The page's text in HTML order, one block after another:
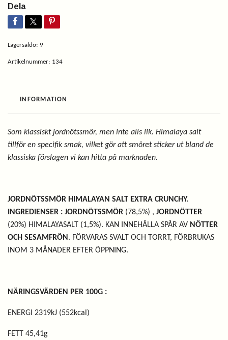
Dela
Lagersaldo: 9
Artikelnummer: 134
INFORMATION
Som klassiskt jordnötssmör, men inte alls lik. Himalaya salt
tillför en specifik smak, vilket gör att smöret sticker ut bland de
klassiska förslagen vi kan hitta på marknaden.
JORDNÖTSSMÖR HIMALAYAN SALT EXTRA CRUNCHY.
INGREDIENSER : JORDNÖTSSMÖR (78,5%) , JORDNÖTTER
(20%) HIMALAYASALT (1,5%). KAN INNEHÅLLA SPÅR AV NÖTTER
OCH SESAMFRÖN . FÖRVARAS SVALT OCH TORRT, FÖRBRUKAS
INOM 3 MÅNADER EFTER ÖPPNING.
NÄRINGSVÄRDEN PER 100G :
ENERGI 2319kJ (552kcal)
FETT 45,41g